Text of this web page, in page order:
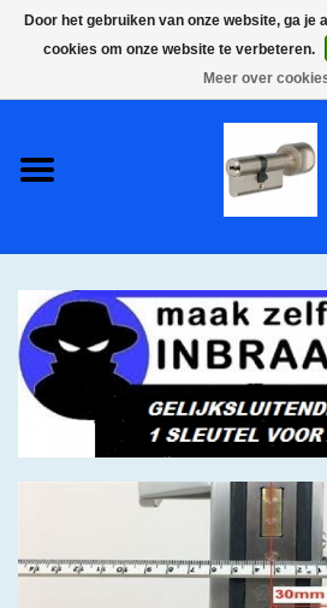
S2 COMPLETE VEILIGE
SKG**
S2 CILINDER SLOTEN IN
IEDERE GEWENSTE MAAT MET
GEWONE GENUMMERDE
SLEUTELS SKG**
S2 CILINDERSLOTEN IN IEDERE
GEWENSTE MAAT MET
Door het gebruiken van onze website, ga je
cookies om onze website te verbeteren.
Meer over